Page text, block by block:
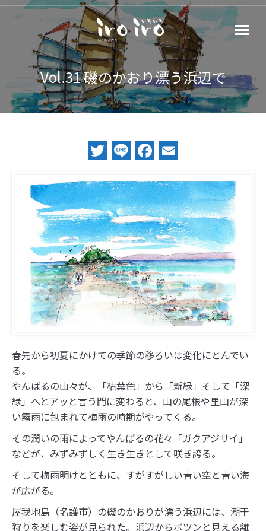
Vol.31 磯のかおり漂う浜辺で
Twitter
LineFacebook
春先から初夏にかけての季節の移ろいは変化にとんでい
る。
やんばるの山々が、「枯葉色」から「新緑」そして「深
緑」へとアッと言う間に変わると、山の尾根や里山が深
い霧雨に包まれて梅雨の時期がやってくる。
その潤いの雨によってやんばるの花々「ガクアジサイ」
などが、みずみずしく生き生きとして咲き誇る。
そして梅雨明けとともに、すがすがしい青い空と青い海
が広がる。
屋我地島（名護市）の磯のかおりが漂う浜辺には、潮干
狩りを楽しむ姿が見られた。浜辺からポツンと見える離